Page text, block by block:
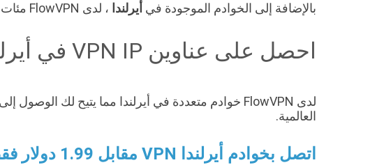
بالإضافة إلى الخوادم الموجودة في أيرلندا ، لدى FlowVPN مئات الخوادم الموجودة في أكثر من 70 دولة مما يمنحك حرية شبكة VPN سريعة وغير محدودة.
احصل على عناوين VPN IP في أيرلندا
العالمية.
اتصل بخوادم أيرلندا VPN مقابل 1.99 دولار فقط!